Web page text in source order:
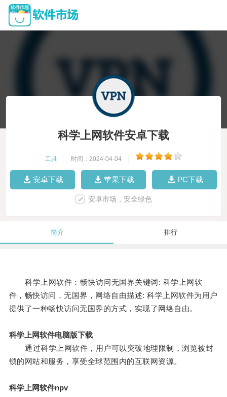
科学上网软件安卓下载
工具 时间：2024-04-04
安卓下载 苹果下载 PC下载
安卓市场，安全绿色
简介 排行
科学上网软件：畅快访问无国界关键词: 科学上网软
件，畅快访问，无国界，网络自由描述: 科学上网软件为用户
提供了一种畅快访问无国界的方式，实现了网络自由。
科学上网软件电脑版下载
通过科学上网软件，用户可以突破地理限制，浏览被封
锁的网站和服务，享受全球范围内的互联网资源。
科学上网软件npv